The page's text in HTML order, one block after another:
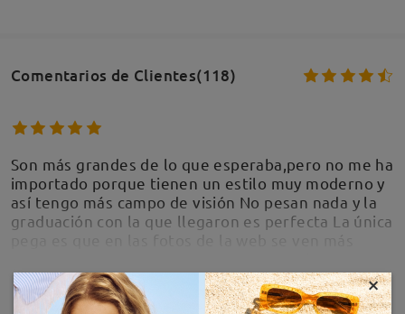
Comentarios de Clientes(118)
Son más grandes de lo que esperaba,pero no me ha
importado porque tienen un estilo muy moderno y
así tengo más campo de visión No pesan nada y la
graduación con la que llegaron es perfecta La única
byBeatriz Ortega González May 23 , 2026
MOSTRAR MÁS ×